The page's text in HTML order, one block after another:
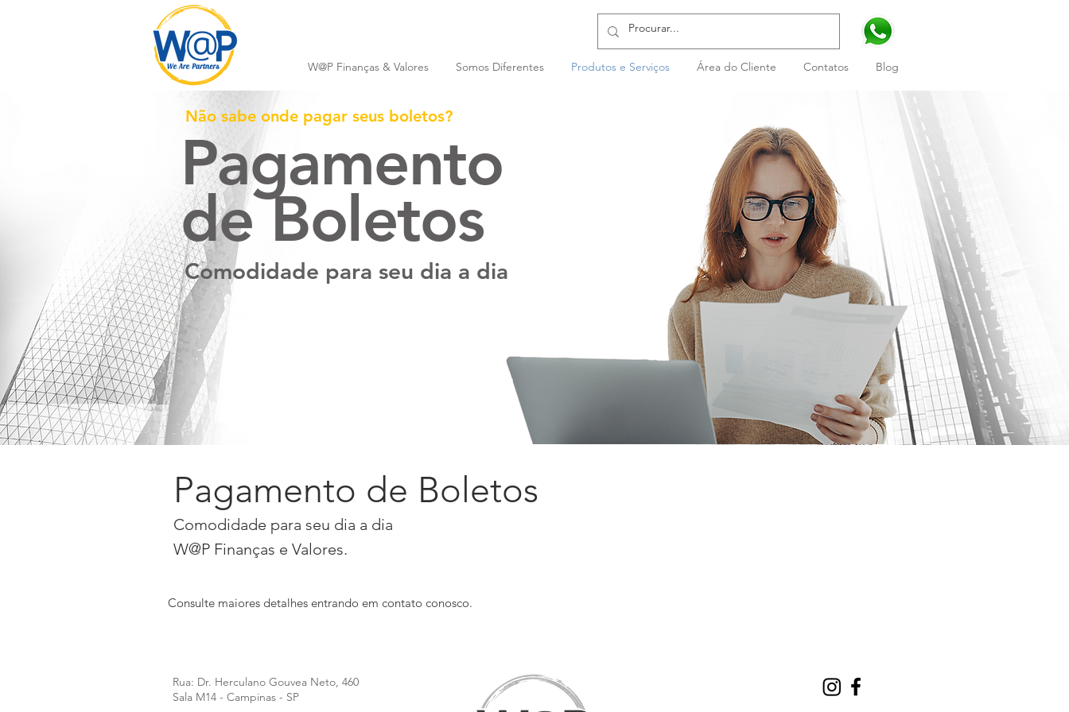
W@P Finanças & Valores Somos Diferentes Produtos e Serviços Área do Cliente Contatos Blog
Comodidade para seu dia a dia
Pagamento
de Boletos
Não sabe onde pagar seus boletos?
Pagamento de Boletos
Comodidade para seu dia a dia
W@P Finanças e Valores.
Consulte maiores detalhes entrando em contato conosco.
Rua: Dr. Herculano Gouvea Neto, 460
Sala M14 - Campinas - SP